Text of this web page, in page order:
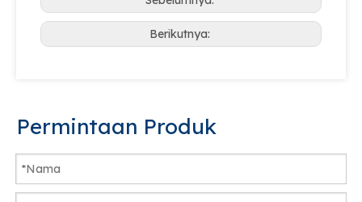
Berikutnya:
Permintaan Produk